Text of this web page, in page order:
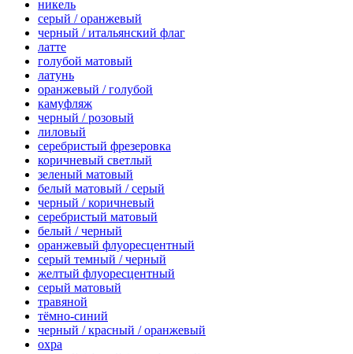
никель
серый / оранжевый
черный / итальянский флаг
латте
голубой матовый
латунь
оранжевый / голубой
камуфляж
черный / розовый
лиловый
серебристый фрезеровка
коричневый светлый
зеленый матовый
белый матовый / серый
черный / коричневый
серебристый матовый
белый / черный
оранжевый флуоресцентный
серый темный / черный
желтый флуоресцентный
серый матовый
травяной
тёмно-синий
черный / красный / оранжевый
охра